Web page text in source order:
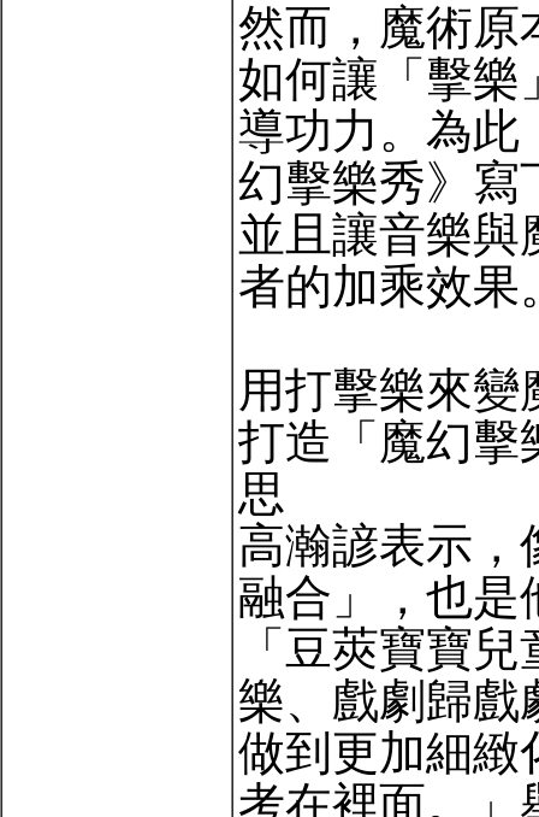
然而，魔術原
如何讓「擊樂
導功力。為此
幻擊樂秀》寫
並且讓音樂與
者的加乘效果
用打擊樂來變
打造「魔幻擊
思
高瀚諺表示，
融合」，也是
「豆莢寶寶
樂、戲劇歸戲
做到更加細緻
考在裡面。」